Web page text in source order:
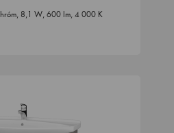
8,1 W, 600 lm, 4 000 K